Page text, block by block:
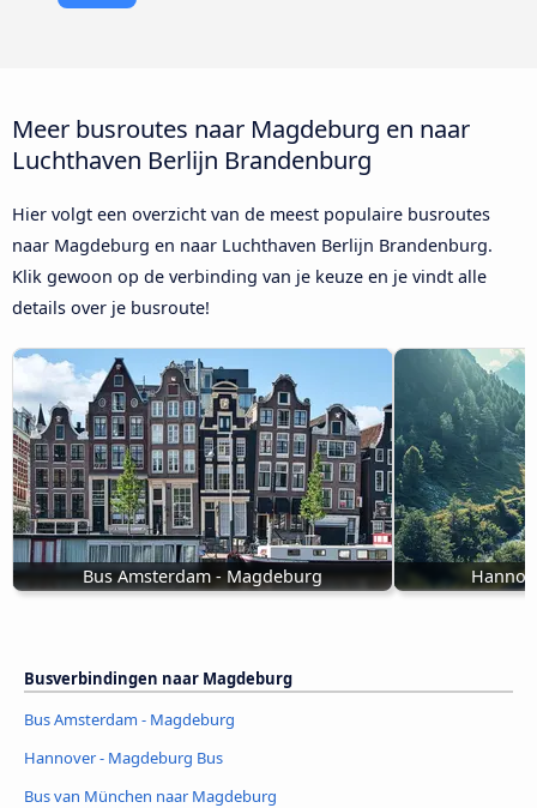
Meer busroutes naar Magdeburg en naar
Luchthaven Berlijn Brandenburg
Hier volgt een overzicht van de meest populaire busroutes
naar Magdeburg en naar Luchthaven Berlijn Brandenburg.
Klik gewoon op de verbinding van je keuze en je vindt alle
details over je busroute!
Bus Amsterdam - Magdeburg
Busverbindingen naar Magdeburg
Bus Amsterdam - Magdeburg
Hannover - Magdeburg Bus
Bus van München naar Magdeburg